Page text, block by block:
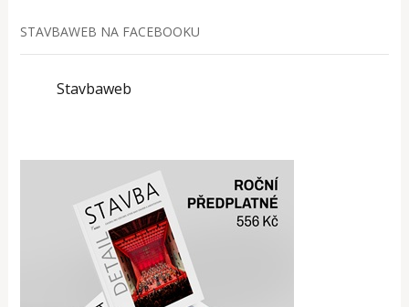
STAVBAWEB NA FACEBOOKU
Stavbaweb